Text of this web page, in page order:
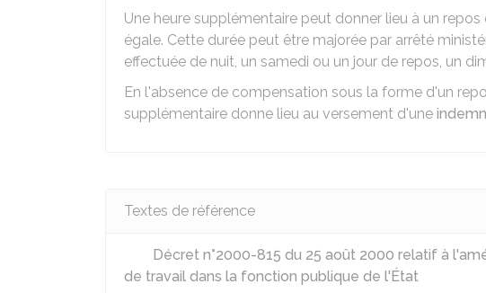
Une heure supplémentaire peut donner lieu à un
égale. Cette durée peut être majorée par arrêté
effectuée de nuit, un samedi ou un jour de repos, un
En l'absence de compensation sous la forme d'un
supplémentaire donne lieu au versement d'une
Textes de référence
Décret n°2000-815 du 25 août 2000 relatif à
de travail dans la fonction publique de l'État